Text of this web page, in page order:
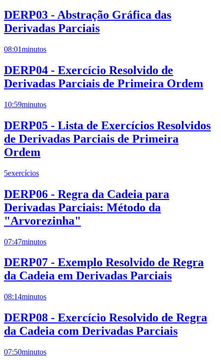
DERP03 - Abstração Gráfica das
Derivadas Parciais
08:01minutos
DERP04 - Exercício Resolvido de
Derivadas Parciais de Primeira Ordem
10:59minutos
DERP05 - Lista de Exercícios Resolvidos
de Derivadas Parciais de Primeira
Ordem
5exercícios
DERP06 - Regra da Cadeia para
Derivadas Parciais: Método da
"Arvorezinha"
07:47minutos
DERP07 - Exemplo Resolvido de Regra
da Cadeia em Derivadas Parciais
08:14minutos
DERP08 - Exercício Resolvido de Regra
da Cadeia com Derivadas Parciais
07:50minutos